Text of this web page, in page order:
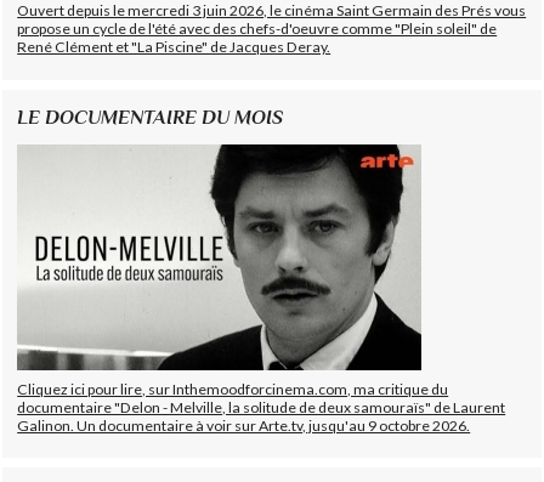
Ouvert depuis le mercredi 3 juin 2026, le cinéma Saint Germain des Prés vous
propose un cycle de l'été avec des chefs-d'oeuvre comme "Plein soleil" de
René Clément et "La Piscine" de Jacques Deray.
LE DOCUMENTAIRE DU MOIS
Cliquez ici pour lire, sur Inthemoodforcinema.com, ma critique du
documentaire "Delon - Melville, la solitude de deux samouraïs" de Laurent
Galinon. Un documentaire à voir sur Arte.tv, jusqu'au 9 octobre 2026.